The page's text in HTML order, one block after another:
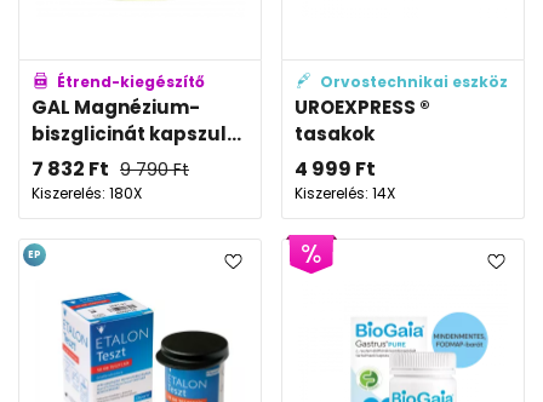
Étrend-kiegészítő
GAL Magnézium-
biszglicinát kapszul...
7 832 Ft 9 790Ft
Kiszerelés: 180X
Orvostechnikai eszköz
UROEXPRESS ®
tasakok
4 999 Ft
Kiszerelés: 14X
EP